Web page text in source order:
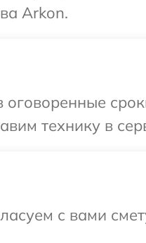
Arkon.
оговоренные
технику в
с вами